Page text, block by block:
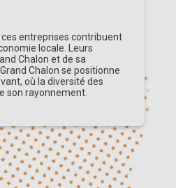
ces entreprises contribuent
locale. Leurs
Chalon et de sa
Chalon se positionne
où la diversité des
son rayonnement.